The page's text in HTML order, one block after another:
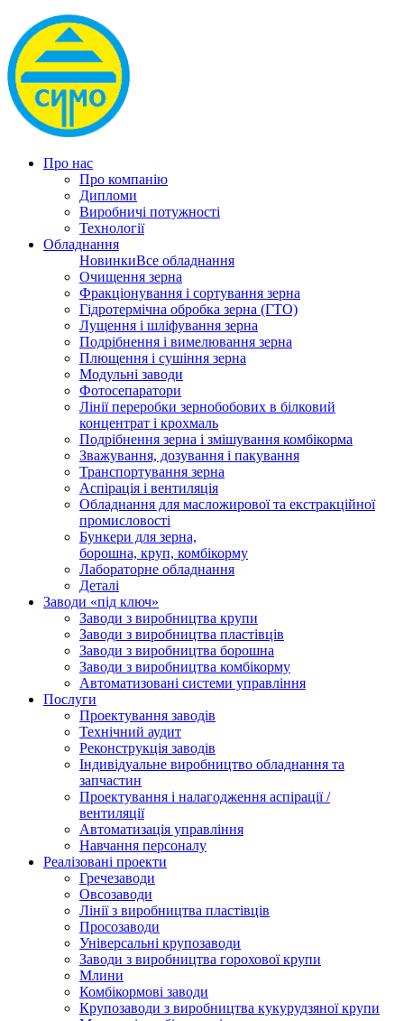
Про нас
Про компанію
Дипломи
Виробничі потужності
Технології
Обладнання
НовинкиВсе обладнання
Очищення зерна
Фракціонування і сортування зерна
Гідротермічна обробка зерна (ГТО)
Лущення і шліфування зерна
Подрібнення і вимелювання зерна
Плющення і сушіння зерна
Модульні заводи
Фотосепаратори
Лінії переробки зернобобових в білковий
концентрат і крохмаль
Подрібнення зерна і змішування комбікорма
Зважування, дозування і пакування
Транспортування зерна
Аспірація і вентиляція
Обладнання для масложирової та екстракційної
промисловості
Бункери для зерна,
борошна, круп, комбікорму
Лабораторне обладнання
Деталі
Заводи «під ключ»
Заводи з виробництва крупи
Заводи з виробництва пластівців
Заводи з виробництва борошна
Заводи з виробництва комбікорму
Автоматизовані системи управління
Послуги
Проектування заводів
Технічний аудит
Реконструкція заводів
Індивідуальне виробництво обладнання та
запчастин
Проектування і налагодження аспірації /
вентиляції
Автоматизація управління
Навчання персоналу
Реалізовані проекти
Гречезаводи
Овсозаводи
Лінії з виробництва пластівців
Просозаводи
Універсальні крупозаводи
Заводи з виробництва горохової крупи
Млини
Комбікормові заводи
Крупозаводи з виробництва кукурудзяної крупи